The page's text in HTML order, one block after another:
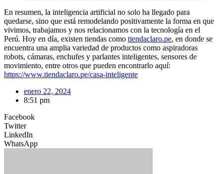
En resumen, la inteligencia artificial no solo ha llegado para
quedarse, sino que está remodelando positivamente la forma en que
vivimos, trabajamos y nos relacionamos con la tecnología en el
Perú. Hoy en día, existen tiendas como tiendaclaro.pe, en donde se
encuentra una amplia variedad de productos como aspiradoras
robots, cámaras, enchufes y parlantes inteligentes, sensores de
movimiento, entre otros que pueden encontrarlo aquí:
https://www.tiendaclaro.pe/casa-inteligente
enero 22, 2024
8:51 pm
Facebook
Twitter
LinkedIn
WhatsApp